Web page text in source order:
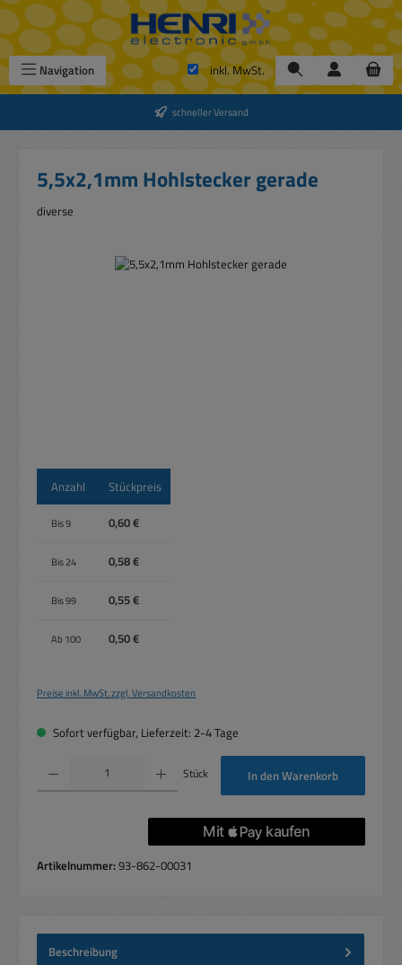
Zum Hauptinhalt springen
Navigation inkl. MwSt.
schneller Versand
5,5x2,1mm Hohlstecker gerade
diverse
Anzahl Stückpreis
Bis9 0,60 €
Bis24 0,58 €
Bis99 0,55 €
Ab 100 0,50 €
Preise inkl. MwSt. zzgl. Versandkosten
Sofort verfügbar, Lieferzeit: 2-4 Tage
Produkt Anzahl: Gib den gewünschten Wert ein oder benutze die Schaltflächen um
Stück In den Warenkorb
Artikelnummer:93-862-00031
Beschreibung